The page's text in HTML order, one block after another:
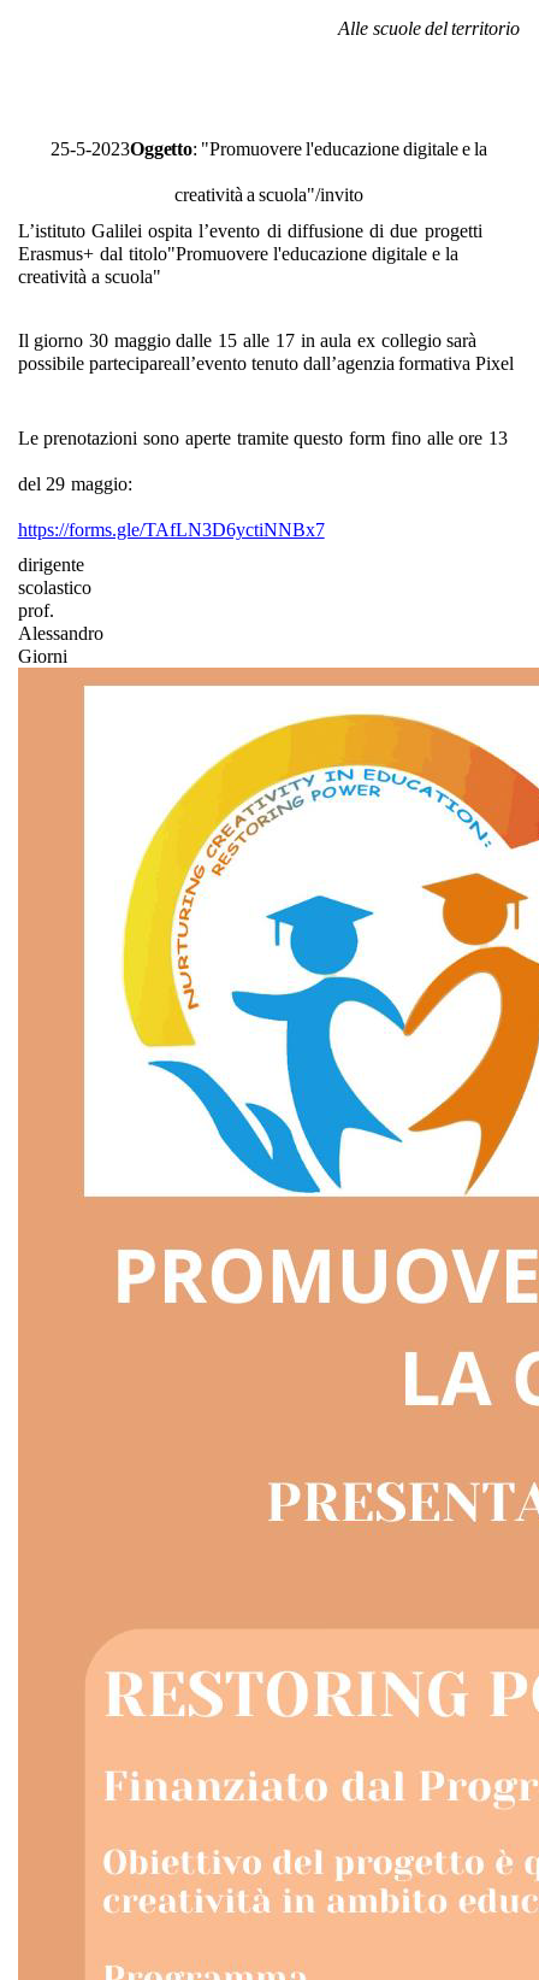
Alle scuole delterritorio
25-5-2023Oggetto: "Promuoverel'educazionedigitaleela
creativitàa scuola"/invito
L’istituto Galilei ospita l’evento di diffusione di due progetti
Erasmus+ dal titolo"Promuovere l'educazione digitale e la
creatività a scuola"
Il giorno 30 maggio dalle 15 alle 17 in aula ex collegio sarà
possibile partecipareall’evento tenuto dall’agenzia formativa Pixel
Le prenotazioni sono aperte tramite questo form fino alle ore 13
del 29 maggio:
https://forms.gle/TAfLN3D6yctiNNBx7
dirigente
scolastico
prof.
Alessandro
Giorni